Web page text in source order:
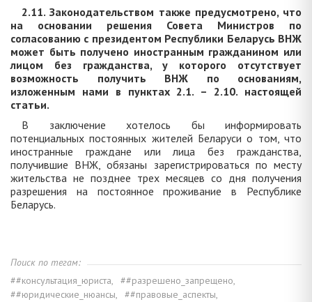
2.11. Законодательством также предусмотрено, что
на основании решения Совета Министров по
согласованию с президентом Республики Беларусь ВНЖ
может быть получено иностранным гражданином или
лицом без гражданства, у которого отсутствует
возможность получить ВНЖ по основаниям,
изложенным нами в пунктах 2.1. – 2.10. настоящей
статьи.
В заключение хотелось бы информировать
потенциальных постоянных жителей Беларуси о том, что
иностранные граждане или лица без гражданства,
получившие ВНЖ, обязаны зарегистрироваться по месту
жительства не позднее трех месяцев со дня получения
разрешения на постоянное проживание в Республике
Беларусь.
Поиск по тегам:
##консультация_юриста,
##разрешено_запрещено,
##юридические_нюансы,
##правовые_аспекты,